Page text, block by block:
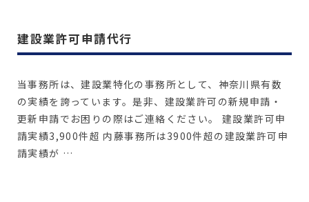
建設業許可申請代行
当事務所は、建設業特化の事務所として、神奈川県有数
の実績を誇っています。是非、建設業許可の新規申請・
更新申請でお困りの際はご連絡ください。 建設業許可申
請実績3,900件超 内藤事務所は3900件超の建設業許可申
請実績が …